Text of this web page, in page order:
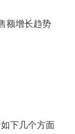
额增长趋势
下几个方面